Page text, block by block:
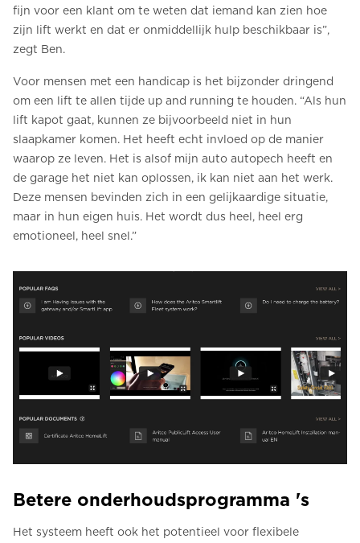
fijn voor een klant om te weten dat iemand kan zien hoe
zijn lift werkt en dat er onmiddellijk hulp beschikbaar is”,
zegt Ben.
Voor mensen met een handicap is het bijzonder dringend
om een lift te allen tijde up and running te houden. “Als hun
lift kapot gaat, kunnen ze bijvoorbeeld niet in hun
slaapkamer komen. Het heeft echt invloed op de manier
waarop ze leven. Het is alsof mijn auto autopech heeft en
de garage het niet kan oplossen, ik kan niet aan het werk.
Deze mensen bevinden zich in een gelijkaardige situatie,
maar in hun eigen huis. Het wordt dus heel, heel erg
emotioneel, heel snel.”
Betere onderhoudsprogramma 's
Het systeem heeft ook het potentieel voor flexibele